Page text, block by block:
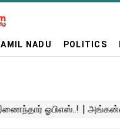
NADU POLITICS